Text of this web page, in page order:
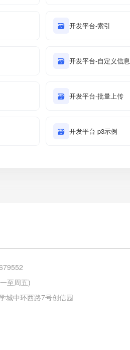
🗃 开发平台-索引
🗃 开发平台-自定义信息
🗃 开发平台-批量上传
🗃 开发平台-p3示例
至周五)
城中环西路7号创信园